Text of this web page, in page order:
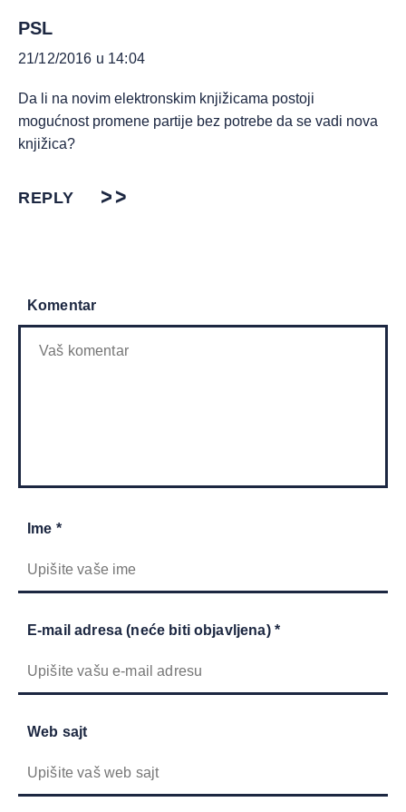
PSL
21/12/2016 u 14:04
Da li na novim elektronskim knjižicama postoji
mogućnost promene partije bez potrebe da se vadi nova
knjižica?
REPLY
Komentar
Ime *
E-mail adresa (neće biti objavljena) *
Web sajt